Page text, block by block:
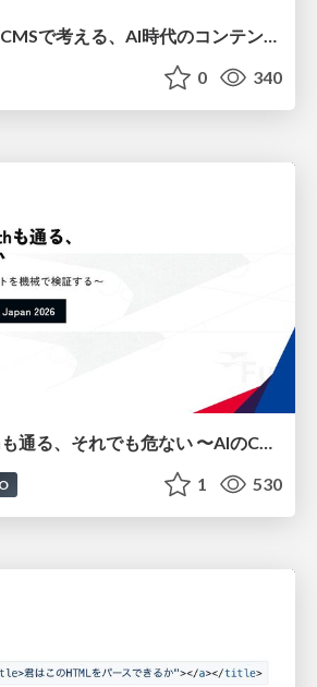
20260722_microCMSで考える、AI時代のコンテンツ運用設計
0 340
1 530